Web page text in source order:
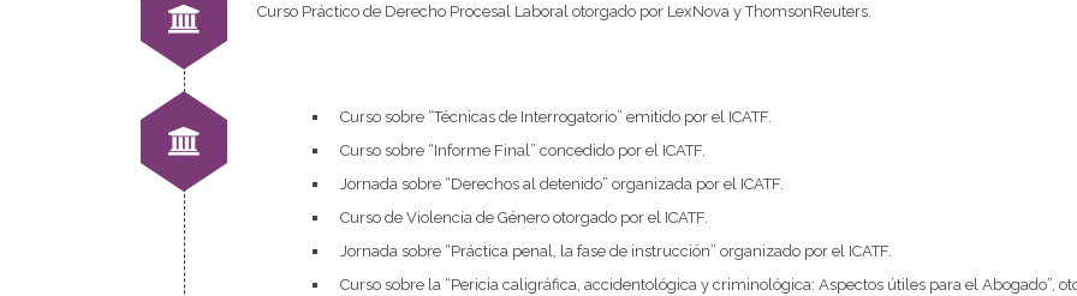
Curso Práctico de Derecho Procesal Laboral otorgado por LexNova y ThomsonReuters.
Curso sobre “Técnicas de Interrogatorio” emitido por el ICATF.
Curso sobre “Informe Final” concedido por el ICATF.
Jornada sobre “Derechos al detenido” organizada por el ICATF.
Curso de Violencia de Género otorgado por el ICATF.
Jornada sobre “Práctica penal, la fase de instrucción” organizado por el ICATF.
Curso sobre la “Pericia caligráfica, accidentológica y criminológica: Aspectos útiles para el Abogado”,